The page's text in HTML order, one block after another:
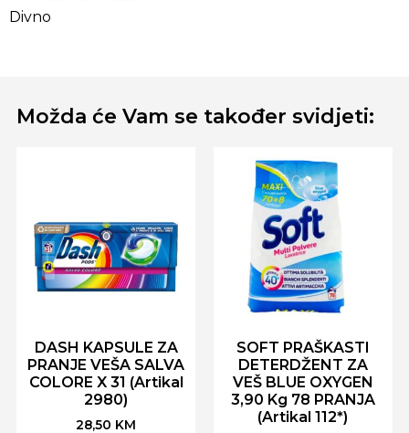
Divno
Možda će Vam se također svidjeti:
DASH KAPSULE ZA
PRANJE VEŠA SALVA
COLORE X 31 (Artikal
2980)
28,50 KM
SOFT PRAŠKASTI
DETERDŽENT ZA
VEŠ BLUE OXYGEN
3,90 Kg 78 PRANJA
(Artikal 112*)